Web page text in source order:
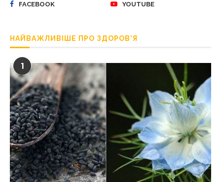
FACEBOOK YOUTUBE
НАЙВАЖЛИВІШЕ ПРО ЗДОРОВ’Я
1